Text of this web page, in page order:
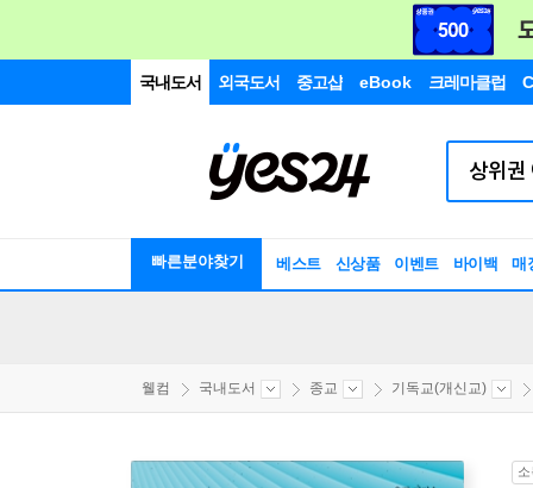
국내도서 외국도서 중고샵 eBook 크레마클럽
빠른분야찾기 베스트 신상품 이벤트 바이백 매
웰컴 국내도서 종교 기독교(개신교)